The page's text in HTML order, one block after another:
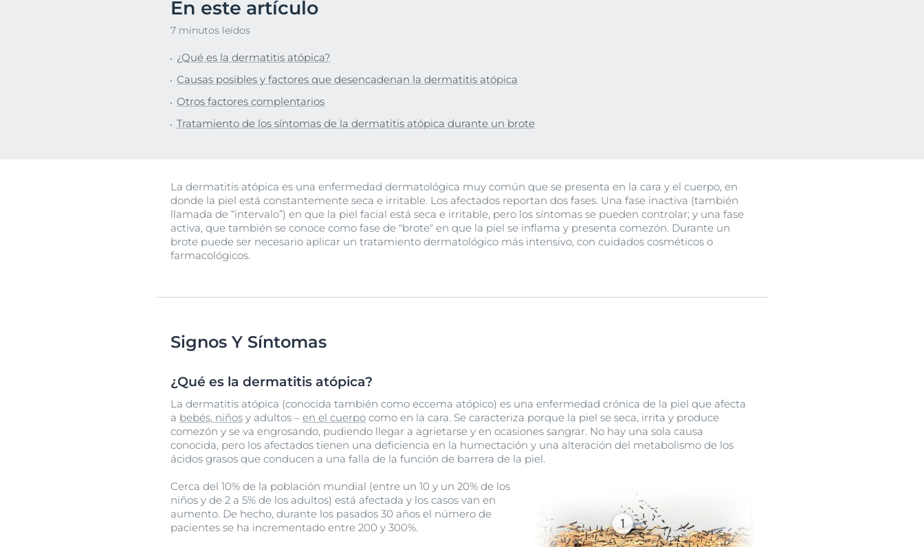
Protección Solar
Piel Grasa
Hiperpigmentación
En este artículo
7 minutos leídos
¿Qué es la dermatitis atópica?
Causas posibles y factores que desencadenan la dermatitis atópica
Otros factores complentarios
Tratamiento de los síntomas de la dermatitis atópica durante un brote
La dermatitis atópica es una enfermedad dermatológica muy común que se presenta en la cara y el cuerpo, en
donde la piel está constantemente seca e irritable. Los afectados reportan dos fases. Una fase inactiva (también
llamada de “intervalo”) en que la piel facial está seca e irritable, pero los síntomas se pueden controlar; y una fase
activa, que también se conoce como fase de "brote" en que la piel se inflama y presenta comezón. Durante un
brote puede ser necesario aplicar un tratamiento dermatológico más intensivo, con cuidados cosméticos o
farmacológicos.
Signos Y Síntomas
¿Qué es la dermatitis atópica?
La dermatitis atópica (conocida también como eccema atópico) es una enfermedad crónica de la piel que afecta
a bebés, niños y adultos – en el cuerpo como en la cara. Se caracteriza porque la piel se seca, irrita y produce
comezón y se va engrosando, pudiendo llegar a agrietarse y en ocasiones sangrar. No hay una sola causa
conocida, pero los afectados tienen una deficiencia en la humectación y una alteración del metabolismo de los
ácidos grasos que conducen a una falla de la función de barrera de la piel.
Cerca del 10% de la población mundial (entre un 10 y un 20% de los
niños y de 2 a 5% de los adultos) está afectada y los casos van en
aumento. De hecho, durante los pasados 30 años el número de
pacientes se ha incrementado entre 200 y 300%.